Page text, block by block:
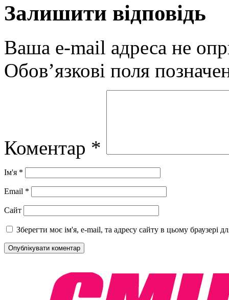
Залишити відповідь
Ваша e-mail адреса не
Обов’язкові поля
Коментар *
Ім'я *
Email *
Сайт
Зберегти моє ім'я, e-mail, та адресу сайту в цьому браузері